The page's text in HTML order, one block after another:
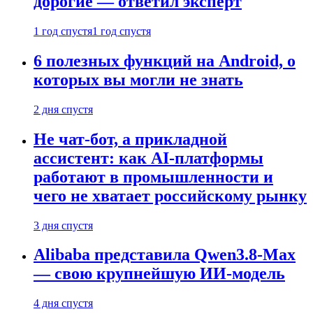
1 год спустя1 год спустя
6 полезных функций на Android, о
которых вы могли не знать
2 дня спустя
Не чат-бот, а прикладной
ассистент: как AI-платформы
работают в промышленности и
чего не хватает российскому рынку
3 дня спустя
Alibaba представила Qwen3.8-Max
— свою крупнейшую ИИ-модель
4 дня спустя